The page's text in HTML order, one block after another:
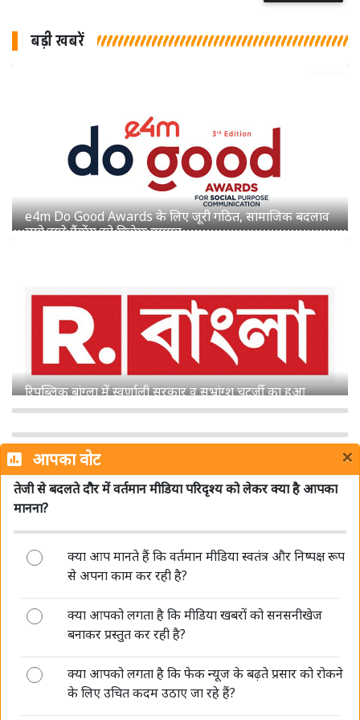
बड़ी खबरें
रिपब्लिक बांग्ला में स्वर्णाली सरकार व सुभ्रांग्शु चटर्जी का हुआ
प्रमोशन
शेमारू को मिला MIB का ग्रीन सिग्नल, जल्द लॉन्च होगा नया हिंदी
चैनल 'Mango TV'
डीपफेक पर सरकार की सख्ती जारी, संसद में बताया- अब 3 घंटे में
हटाना होगा गैरकानूनी कंटेंट
आपका वोट ×
तेजी से बदलते दौर में वर्तमान मीडिया परिदृश्य को लेकर क्या है आपका
मानना?
क्या आप मानते हैं कि वर्तमान मीडिया स्वतंत्र और निष्पक्ष रूप
से अपना काम कर रही है?
क्या आपको लगता है कि मीडिया खबरों को सनसनीखेज
बनाकर प्रस्तुत कर रही है?
क्या आपको लगता है कि फेक न्यूज के बढ़ते प्रसार को रोकने
के लिए उचित कदम उठाए जा रहे हैं?